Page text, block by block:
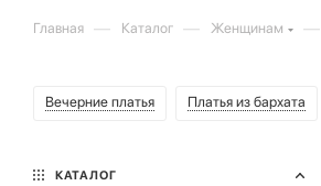
Главная — Каталог — Женщинам —
Вечерние платья Платья из бархата
КАТАЛОГ